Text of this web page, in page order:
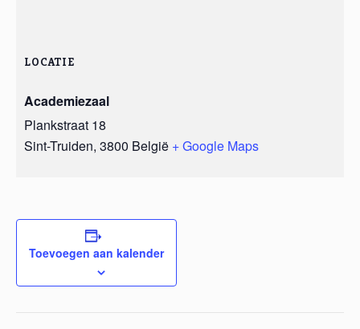
LOCATIE
Academiezaal
Plankstraat 18
Sint-Truiden, 3800 België + Google Maps
Toevoegen aan kalender